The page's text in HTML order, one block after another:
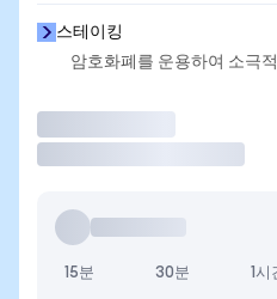
스테이킹
암호화폐를 운용하여 소극
15분 30분 1시